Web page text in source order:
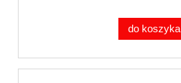
do koszyka